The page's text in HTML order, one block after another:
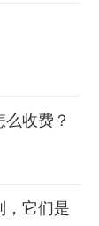
收费？
，它们是